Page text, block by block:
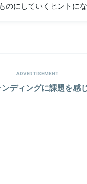
のにしていくヒントにな
ADVERTISEMENT
ディングに課題を感